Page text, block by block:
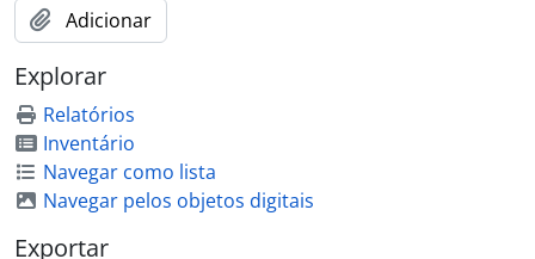
Adicionar
Explorar
Relatórios
Inventário
Navegar como lista
Navegar pelos objetos digitais
Exportar